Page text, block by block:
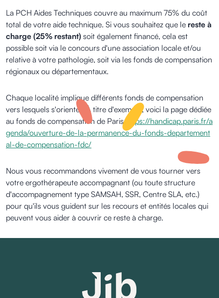
La PCH Aides Techniques couvre au maximum 75% du coût
total de votre aide technique. Si vous souhaitez que le reste à
charge (25% restant) soit également financé, cela est
possible soit via le concours d'une association locale et/ou
relative à votre pathologie, soit via les fonds de compensation
régionaux ou départementaux.
Chaque localité implique différents fonds de compensation
vers lesquels s'orienter. À titre d'exemple, voici la page dédiée
au fonds de compensation de Paris https://handicap.paris.fr/a
genda/ouverture-de-la-permanence-du-fonds-departement
al-de-compensation-fdc/
Nous vous recommandons vivement de vous tourner vers
votre ergothérapeute accompagnant (ou toute structure
d'accompagnement type SAMSAH, SSR, Centre SLA, etc.)
pour qu'ils vous guident sur les recours et entités locales qui
peuvent vous aider à couvrir ce reste à charge.